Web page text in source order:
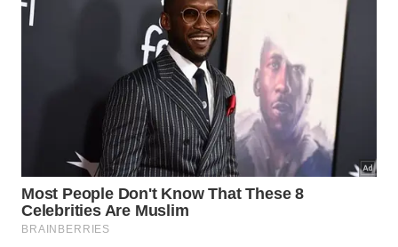
Seque o vidro completamente após o enxágue;
Esfregue suavemente em sentido horário;
Utilize uma parte seca do tecido para o
polimento final.